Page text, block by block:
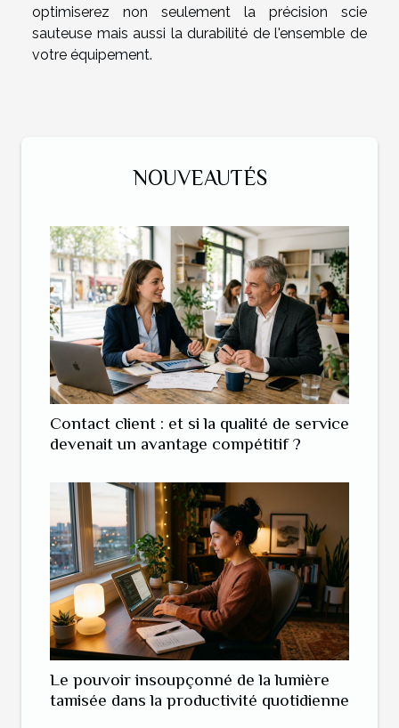
optimiserez non seulement la précision scie
sauteuse mais aussi la durabilité de l'ensemble de
votre équipement.
NOUVEAUTÉS
Contact client : et si la qualité de service
devenait un avantage compétitif ?
Le pouvoir insoupçonné de la lumière
tamisée dans la productivité quotidienne